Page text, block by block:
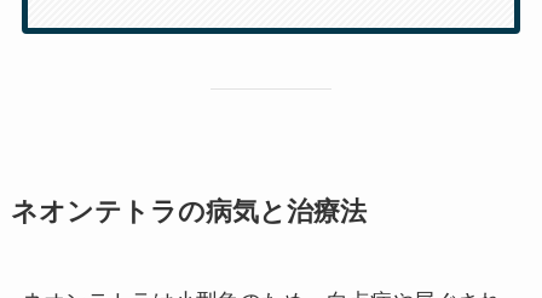
ネオンテトラの病気と治療法